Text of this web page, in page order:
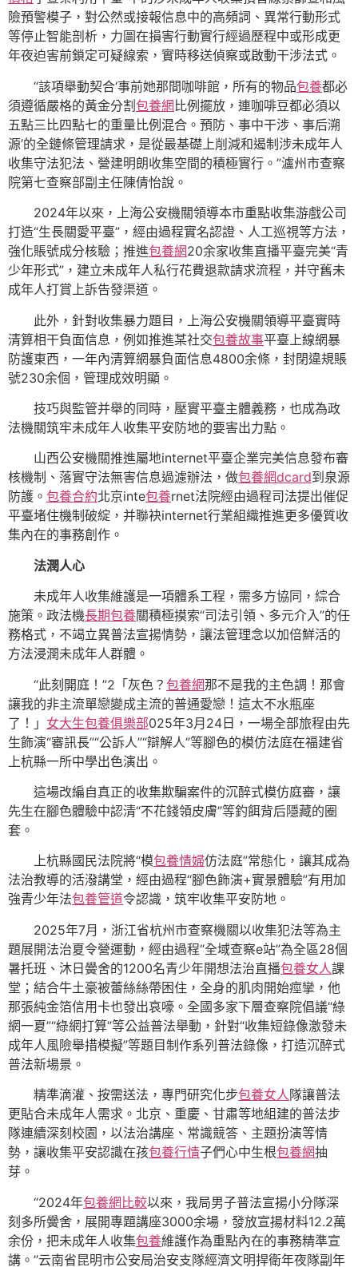
險預警模子，對公然或接報信息中的高頻詞、異常行動形式
等停止智能剖析，力圖在損害行動實行經過歷程中或形成更
年夜迫害前鎖定可疑線索，實時移送偵察或啟動干涉法式。
“該項舉動契合‘事前她那間咖啡館，所有的物品包養都必
須遵循嚴格的黃金分割包養網比例擺放，連咖啡豆都必須以
五點三比四點七的重量比例混合。預防、事中干涉、事后溯
源’的全鏈條管理請求，是從最基礎上削減和遏制涉未成年人
收集守法犯法、營建明朗收集空間的積極實行。”瀘州市查察
院第七查察部副主任陳倩怡說。
2024年以來，上海公安機關領導本市重點收集游戲公司
打造“生長關愛平臺”，經由過程實名認證、人工巡視等方法，
強化賬號成分核驗；推進包養網20余家收集直播平臺完美“青
少年形式”，建立未成年人私行花費退款請求流程，并守舊未
成年人打賞上訴告發渠道。
此外，針對收集暴力題目，上海公安機關領導平臺實時
清算相干負面信息，例如推進某社交包養故事平臺上線網暴
防護東西，一年內清算網暴負面信息4800余條，封閉違規賬
號230余個，管理成效明顯。
技巧與監管并舉的同時，壓實平臺主體義務，也成為政
法機關筑牢未成年人收集平安防地的要害出力點。
山西公安機關推進屬地internet平臺企業完美信息發布審
核機制、落實守法無害信息過濾辦法，做包養網dcard到泉源
防護。 包養合約北京inte包養rnet法院經由過程司法提出催促
平臺堵住機制破綻，并聯袂internet行業組織推進更多優質收
集內在的事務創作。
法潤人心
未成年人收集維護是一項體系工程，需多方協同，綜合
施策。政法機長期包養關積極摸索“司法引領、多元介入”的任
務格式，不竭立異普法宣揚情勢，讓法管理念以加倍鮮活的
方法浸潤未成年人群體。
“此刻開庭！”2「灰色？ 包養網那不是我的主色調！那會
讓我的非主流單戀變成主流的普通愛戀！這太不水瓶座
了！」 女大生包養俱樂部025年3月24日，一場全部旅程由先
生飾演“審訊長”“公訴人”“辯解人”等腳色的模仿法庭在福建省
上杭縣一所中學出色演出。
這場改編自真正的收集欺騙案件的沉醉式模仿庭審，讓
先生在腳色體驗中認清“不花錢領皮膚”等釣餌背后隱藏的圈
套。
上杭縣國民法院將“模包養情婦仿法庭”常態化，讓其成為
法治教導的活潑講堂，經由過程“腳色飾演+實景體驗”有用加
強青少年法包養管道令認識，筑牢收集平安防地。
2025年7月，浙江省杭州市查察機關以收集犯法等為主
題展開法治夏令營運動，經由過程“全域查察e站”為全區28個
暑托班、沐日黌舍的1200名青少年開想法治直播包養女人課
堂；結合牛土豪被蕾絲絲帶困住，全身的肌肉開始痙攣，他
那張純金箔信用卡也發出哀嚎。全國多家下層查察院倡議“綠
網一夏”“綠網打算”等公益普法舉動，針對“收集短錄像激發未
成年人風險舉措模擬”等題目制作系列普法錄像，打造沉醉式
普法新場景。
精準滴灌、按需送法，專門研究化步包養女人隊讓普法
更貼合未成年人需求。北京、重慶、甘肅等地組建的普法步
隊連續深刻校園，以法治講座、常識競答、主題扮演等情
勢，讓收集平安認識在孩包養行情子們心中生根包養網抽
芽。
“2024年包養網比較以來，我局男子普法宣揚小分隊深
刻多所黌舍，展開專題講座3000余場，發放宣揚材料12.2萬
余份，把未成年人收集包養維護作為重點內在的事務精準宣
講。”云南省昆明市公安局治安支隊經濟文明捍衛年夜隊副年